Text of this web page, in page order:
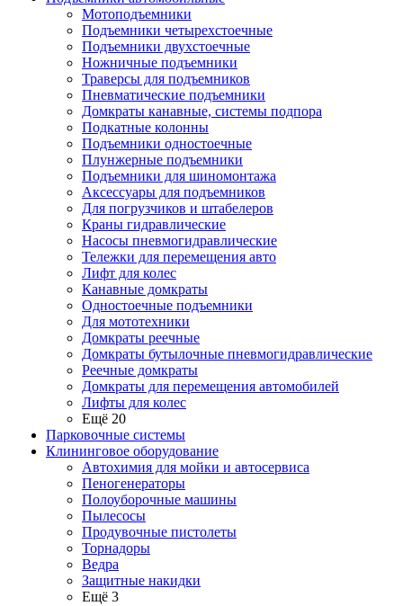
Мотоподъемники
Подъемники четырехстоечные
Подъемники двухстоечные
Ножничные подъемники
Траверсы для подъемников
Пневматические подъемники
Домкраты канавные, системы подпора
Подкатные колонны
Подъемники одностоечные
Плунжерные подъемники
Подъемники для шиномонтажа
Аксессуары для подъемников
Для погрузчиков и штабелеров
Краны гидравлические
Насосы пневмогидравлические
Тележки для перемещения авто
Лифт для колес
Канавные домкраты
Одностоечные подъемники
Для мототехники
Домкраты реечные
Домкраты бутылочные пневмогидравлические
Реечные домкраты
Домкраты для перемещения автомобилей
Лифты для колес
Ещё 20
Парковочные системы
Клининговое оборудование
Автохимия для мойки и автосервиса
Пеногенераторы
Полоуборочные машины
Пылесосы
Продувочные пистолеты
Торнадоры
Ведра
Защитные накидки
Ещё 3